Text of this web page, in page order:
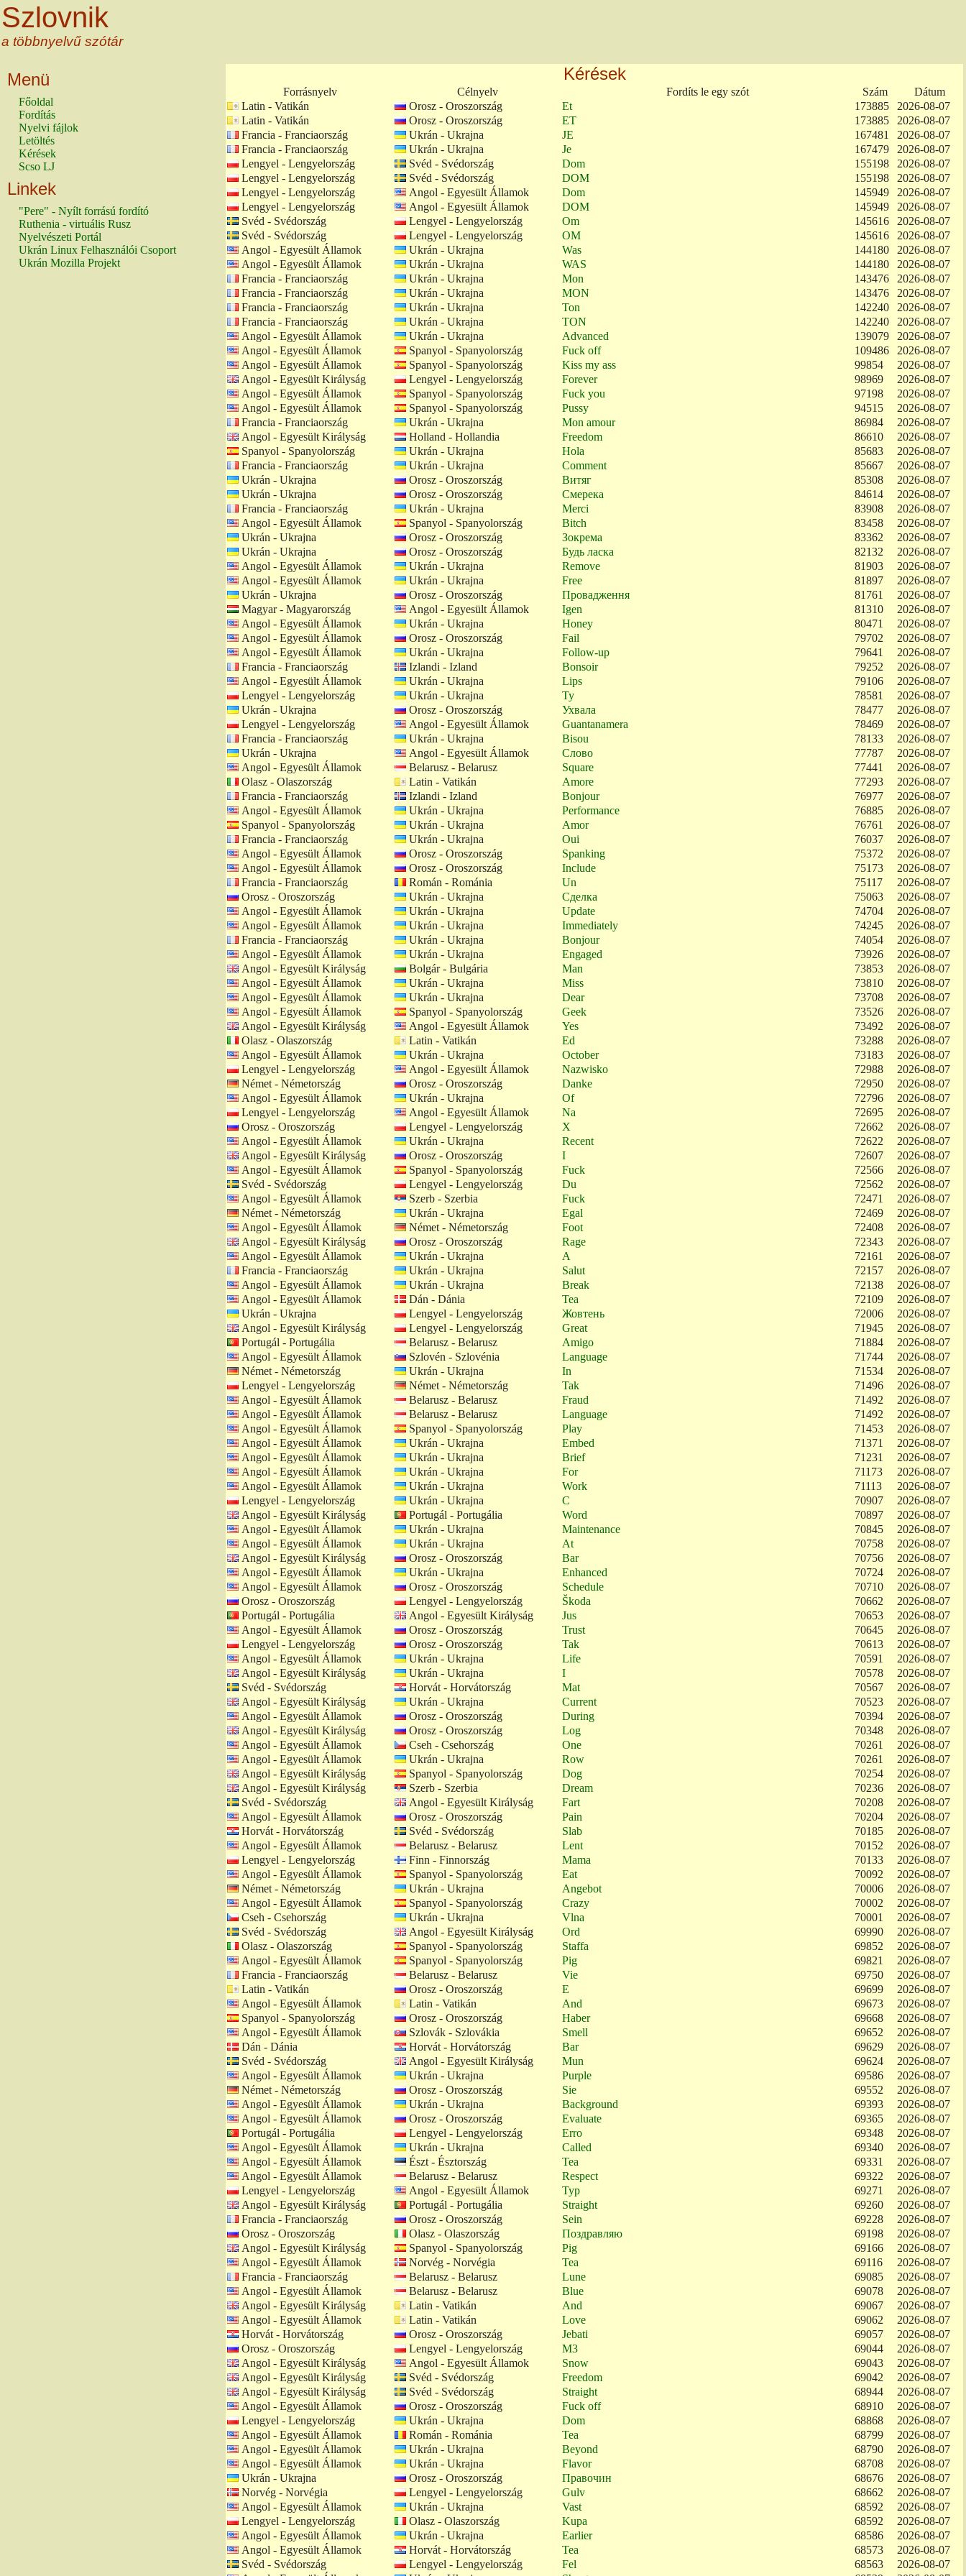
Szlovnik
a többnyelvű szótár
Menü
Főoldal
Fordítás
Nyelvi fájlok
Letöltés
Kérések
Scso LJ
Linkek
"Pere" - Nyílt forrású fordító
Ruthenia - virtuális Rusz
Nyelvészeti Portál
Ukrán Linux Felhasználói Csoport
Ukrán Mozilla Projekt
Kérések
Forrásnyelv Célnyelv Fordíts le egy szót Szám
Dátum
Latin - Vatikán
Orosz - Oroszország Et 173885
2026-08-07
Latin - Vatikán
Orosz - Oroszország ET 173885
2026-08-07
Francia - Franciaország
Ukrán - Ukrajna JE 167481
2026-08-07
Francia - Franciaország
Ukrán - Ukrajna Je 167479
2026-08-07
Lengyel - Lengyelország
Svéd - Svédország Dom 155198
2026-08-07
Lengyel - Lengyelország
Svéd - Svédország DOM 155198
2026-08-07
Lengyel - Lengyelország
Angol - Egyesült Államok Dom 145949
2026-08-07
Lengyel - Lengyelország
Angol - Egyesült Államok DOM 145949
2026-08-07
Svéd - Svédország
Lengyel - Lengyelország Om 145616
2026-08-07
Svéd - Svédország
Lengyel - Lengyelország OM 145616
2026-08-07
Angol - Egyesült Államok
Ukrán - Ukrajna Was 144180
2026-08-07
Angol - Egyesült Államok
Ukrán - Ukrajna WAS 144180
2026-08-07
Francia - Franciaország
Ukrán - Ukrajna Mon 143476
2026-08-07
Francia - Franciaország
Ukrán - Ukrajna MON 143476
2026-08-07
Francia - Franciaország
Ukrán - Ukrajna Ton 142240
2026-08-07
Francia - Franciaország
Ukrán - Ukrajna TON 142240
2026-08-07
Angol - Egyesült Államok
Ukrán - Ukrajna Advanced 139079
2026-08-07
Angol - Egyesült Államok
Spanyol - Spanyolország Fuck off 109486
2026-08-07
Angol - Egyesült Államok
Spanyol - Spanyolország Kiss my ass 99854
2026-08-07
Angol - Egyesült Királyság
Lengyel - Lengyelország Forever 98969
2026-08-07
Angol - Egyesült Államok
Spanyol - Spanyolország Fuck you 97198
2026-08-07
Angol - Egyesült Államok
Spanyol - Spanyolország Pussy 94515
2026-08-07
Francia - Franciaország
Ukrán - Ukrajna Mon amour 86984
2026-08-07
Angol - Egyesült Királyság
Holland - Hollandia Freedom 86610
2026-08-07
Spanyol - Spanyolország
Ukrán - Ukrajna Hola 85683
2026-08-07
Francia - Franciaország
Ukrán - Ukrajna Comment 85667
2026-08-07
Ukrán - Ukrajna
Orosz - Oroszország Витяг 85308
2026-08-07
Ukrán - Ukrajna
Orosz - Oroszország Смерека 84614
2026-08-07
Francia - Franciaország
Ukrán - Ukrajna Merci 83908
2026-08-07
Angol - Egyesült Államok
Spanyol - Spanyolország Bitch 83458
2026-08-07
Ukrán - Ukrajna
Orosz - Oroszország Зокрема 83362
2026-08-07
Ukrán - Ukrajna
Orosz - Oroszország Будь ласка 82132
2026-08-07
Angol - Egyesült Államok
Ukrán - Ukrajna Remove 81903
2026-08-07
Angol - Egyesült Államok
Ukrán - Ukrajna Free 81897
2026-08-07
Ukrán - Ukrajna
Orosz - Oroszország Провадження 81761
2026-08-07
Magyar - Magyarország
Angol - Egyesült Államok Igen 81310
2026-08-07
Angol - Egyesült Államok
Ukrán - Ukrajna Honey 80471
2026-08-07
Angol - Egyesült Államok
Orosz - Oroszország Fail 79702
2026-08-07
Angol - Egyesült Államok
Ukrán - Ukrajna Follow-up 79641
2026-08-07
Francia - Franciaország
Izlandi - Izland Bonsoir 79252
2026-08-07
Angol - Egyesült Államok
Ukrán - Ukrajna Lips 79106
2026-08-07
Lengyel - Lengyelország
Ukrán - Ukrajna Ty 78581
2026-08-07
Ukrán - Ukrajna
Orosz - Oroszország Ухвала 78477
2026-08-07
Lengyel - Lengyelország
Angol - Egyesült Államok Guantanamera 78469
2026-08-07
Francia - Franciaország
Ukrán - Ukrajna Bisou 78133
2026-08-07
Ukrán - Ukrajna
Angol - Egyesült Államok Слово 77787
2026-08-07
Angol - Egyesült Államok
Belarusz - Belarusz Square 77441
2026-08-07
Olasz - Olaszország
Latin - Vatikán Amore 77293
2026-08-07
Francia - Franciaország
Izlandi - Izland Bonjour 76977
2026-08-07
Angol - Egyesült Államok
Ukrán - Ukrajna Performance 76885
2026-08-07
Spanyol - Spanyolország
Ukrán - Ukrajna Amor 76761
2026-08-07
Francia - Franciaország
Ukrán - Ukrajna Oui 76037
2026-08-07
Angol - Egyesült Államok
Orosz - Oroszország Spanking 75372
2026-08-07
Angol - Egyesült Államok
Orosz - Oroszország Include 75173
2026-08-07
Francia - Franciaország
Román - Románia Un 75117
2026-08-07
Orosz - Oroszország
Ukrán - Ukrajna Сделка 75063
2026-08-07
Angol - Egyesült Államok
Ukrán - Ukrajna Update 74704
2026-08-07
Angol - Egyesült Államok
Ukrán - Ukrajna Immediately 74245
2026-08-07
Francia - Franciaország
Ukrán - Ukrajna Bonjour 74054
2026-08-07
Angol - Egyesült Államok
Ukrán - Ukrajna Engaged 73926
2026-08-07
Angol - Egyesült Királyság
Bolgár - Bulgária Man 73853
2026-08-07
Angol - Egyesült Államok
Ukrán - Ukrajna Miss 73810
2026-08-07
Angol - Egyesült Államok
Ukrán - Ukrajna Dear 73708
2026-08-07
Angol - Egyesült Államok
Spanyol - Spanyolország Geek 73526
2026-08-07
Angol - Egyesült Királyság
Angol - Egyesült Államok Yes 73492
2026-08-07
Olasz - Olaszország
Latin - Vatikán Ed 73288
2026-08-07
Angol - Egyesült Államok
Ukrán - Ukrajna October 73183
2026-08-07
Lengyel - Lengyelország
Angol - Egyesült Államok Nazwisko 72988
2026-08-07
Német - Németország
Orosz - Oroszország Danke 72950
2026-08-07
Angol - Egyesült Államok
Ukrán - Ukrajna Of 72796
2026-08-07
Lengyel - Lengyelország
Angol - Egyesült Államok Na 72695
2026-08-07
Orosz - Oroszország
Lengyel - Lengyelország X 72662
2026-08-07
Angol - Egyesült Államok
Ukrán - Ukrajna Recent 72622
2026-08-07
Angol - Egyesült Királyság
Orosz - Oroszország I 72607
2026-08-07
Angol - Egyesült Államok
Spanyol - Spanyolország Fuck 72566
2026-08-07
Svéd - Svédország
Lengyel - Lengyelország Du 72562
2026-08-07
Angol - Egyesült Államok
Szerb - Szerbia Fuck 72471
2026-08-07
Német - Németország
Ukrán - Ukrajna Egal 72469
2026-08-07
Angol - Egyesült Államok
Német - Németország Foot 72408
2026-08-07
Angol - Egyesült Királyság
Orosz - Oroszország Rage 72343
2026-08-07
Angol - Egyesült Államok
Ukrán - Ukrajna A 72161
2026-08-07
Francia - Franciaország
Ukrán - Ukrajna Salut 72157
2026-08-07
Angol - Egyesült Államok
Ukrán - Ukrajna Break 72138
2026-08-07
Angol - Egyesült Államok
Dán - Dánia Tea 72109
2026-08-07
Ukrán - Ukrajna
Lengyel - Lengyelország Жовтень 72006
2026-08-07
Angol - Egyesült Királyság
Lengyel - Lengyelország Great 71945
2026-08-07
Portugál - Portugália
Belarusz - Belarusz Amigo 71884
2026-08-07
Angol - Egyesült Államok
Szlovén - Szlovénia Language 71744
2026-08-07
Német - Németország
Ukrán - Ukrajna In 71534
2026-08-07
Lengyel - Lengyelország
Német - Németország Tak 71496
2026-08-07
Angol - Egyesült Államok
Belarusz - Belarusz Fraud 71492
2026-08-07
Angol - Egyesült Államok
Belarusz - Belarusz Language 71492
2026-08-07
Angol - Egyesült Államok
Spanyol - Spanyolország Play 71453
2026-08-07
Angol - Egyesült Államok
Ukrán - Ukrajna Embed 71371
2026-08-07
Angol - Egyesült Államok
Ukrán - Ukrajna Brief 71231
2026-08-07
Angol - Egyesült Államok
Ukrán - Ukrajna For 71173
2026-08-07
Angol - Egyesült Államok
Ukrán - Ukrajna Work 71113
2026-08-07
Lengyel - Lengyelország
Ukrán - Ukrajna C 70907
2026-08-07
Angol - Egyesült Királyság
Portugál - Portugália Word 70897
2026-08-07
Angol - Egyesült Államok
Ukrán - Ukrajna Maintenance 70845
2026-08-07
Angol - Egyesült Államok
Ukrán - Ukrajna At 70758
2026-08-07
Angol - Egyesült Királyság
Orosz - Oroszország Bar 70756
2026-08-07
Angol - Egyesült Államok
Ukrán - Ukrajna Enhanced 70724
2026-08-07
Angol - Egyesült Államok
Orosz - Oroszország Schedule 70710
2026-08-07
Orosz - Oroszország
Lengyel - Lengyelország Škoda 70662
2026-08-07
Portugál - Portugália
Angol - Egyesült Királyság Jus 70653
2026-08-07
Angol - Egyesült Államok
Orosz - Oroszország Trust 70645
2026-08-07
Lengyel - Lengyelország
Orosz - Oroszország Tak 70613
2026-08-07
Angol - Egyesült Államok
Ukrán - Ukrajna Life 70591
2026-08-07
Angol - Egyesült Királyság
Ukrán - Ukrajna I 70578
2026-08-07
Svéd - Svédország
Horvát - Horvátország Mat 70567
2026-08-07
Angol - Egyesült Királyság
Ukrán - Ukrajna Current 70523
2026-08-07
Angol - Egyesült Államok
Orosz - Oroszország During 70394
2026-08-07
Angol - Egyesült Királyság
Orosz - Oroszország Log 70348
2026-08-07
Angol - Egyesült Államok
Cseh - Csehország One 70261
2026-08-07
Angol - Egyesült Államok
Ukrán - Ukrajna Row 70261
2026-08-07
Angol - Egyesült Királyság
Spanyol - Spanyolország Dog 70254
2026-08-07
Angol - Egyesült Királyság
Szerb - Szerbia Dream 70236
2026-08-07
Svéd - Svédország
Angol - Egyesült Királyság Fart 70208
2026-08-07
Angol - Egyesült Államok
Orosz - Oroszország Pain 70204
2026-08-07
Horvát - Horvátország
Svéd - Svédország Slab 70185
2026-08-07
Angol - Egyesült Államok
Belarusz - Belarusz Lent 70152
2026-08-07
Lengyel - Lengyelország
Finn - Finnország Mama 70133
2026-08-07
Angol - Egyesült Államok
Spanyol - Spanyolország Eat 70092
2026-08-07
Német - Németország
Ukrán - Ukrajna Angebot 70006
2026-08-07
Angol - Egyesült Államok
Spanyol - Spanyolország Crazy 70002
2026-08-07
Cseh - Csehország
Ukrán - Ukrajna Vlna 70001
2026-08-07
Svéd - Svédország
Angol - Egyesült Királyság Ord 69990
2026-08-07
Olasz - Olaszország
Spanyol - Spanyolország Staffa 69852
2026-08-07
Angol - Egyesült Államok
Spanyol - Spanyolország Pig 69821
2026-08-07
Francia - Franciaország
Belarusz - Belarusz Vie 69750
2026-08-07
Latin - Vatikán
Orosz - Oroszország E 69699
2026-08-07
Angol - Egyesült Államok
Latin - Vatikán And 69673
2026-08-07
Spanyol - Spanyolország
Orosz - Oroszország Haber 69668
2026-08-07
Angol - Egyesült Államok
Szlovák - Szlovákia Smell 69652
2026-08-07
Dán - Dánia
Horvát - Horvátország Bar 69629
2026-08-07
Svéd - Svédország
Angol - Egyesült Királyság Mun 69624
2026-08-07
Angol - Egyesült Államok
Ukrán - Ukrajna Purple 69586
2026-08-07
Német - Németország
Orosz - Oroszország Sie 69552
2026-08-07
Angol - Egyesült Államok
Ukrán - Ukrajna Background 69393
2026-08-07
Angol - Egyesült Államok
Orosz - Oroszország Evaluate 69365
2026-08-07
Portugál - Portugália
Lengyel - Lengyelország Erro 69348
2026-08-07
Angol - Egyesült Államok
Ukrán - Ukrajna Called 69340
2026-08-07
Angol - Egyesült Államok
Észt - Észtország Tea 69331
2026-08-07
Angol - Egyesült Államok
Belarusz - Belarusz Respect 69322
2026-08-07
Lengyel - Lengyelország
Angol - Egyesült Államok Typ 69271
2026-08-07
Angol - Egyesült Királyság
Portugál - Portugália Straight 69260
2026-08-07
Francia - Franciaország
Orosz - Oroszország Sein 69228
2026-08-07
Orosz - Oroszország
Olasz - Olaszország Поздравляю 69198
2026-08-07
Angol - Egyesült Királyság
Spanyol - Spanyolország Pig 69166
2026-08-07
Angol - Egyesült Államok
Norvég - Norvégia Tea 69116
2026-08-07
Francia - Franciaország
Belarusz - Belarusz Lune 69085
2026-08-07
Angol - Egyesült Államok
Belarusz - Belarusz Blue 69078
2026-08-07
Angol - Egyesült Királyság
Latin - Vatikán And 69067
2026-08-07
Angol - Egyesült Államok
Latin - Vatikán Love 69062
2026-08-07
Horvát - Horvátország
Orosz - Oroszország Jebati 69057
2026-08-07
Orosz - Oroszország
Lengyel - Lengyelország M3 69044
2026-08-07
Angol - Egyesült Királyság
Angol - Egyesült Államok Snow 69043
2026-08-07
Angol - Egyesült Királyság
Svéd - Svédország Freedom 69042
2026-08-07
Angol - Egyesült Királyság
Svéd - Svédország Straight 68944
2026-08-07
Angol - Egyesült Államok
Orosz - Oroszország Fuck off 68910
2026-08-07
Lengyel - Lengyelország
Ukrán - Ukrajna Dom 68868
2026-08-07
Angol - Egyesült Államok
Román - Románia Tea 68799
2026-08-07
Angol - Egyesült Államok
Ukrán - Ukrajna Beyond 68790
2026-08-07
Angol - Egyesült Államok
Ukrán - Ukrajna Flavor 68708
2026-08-07
Ukrán - Ukrajna
Orosz - Oroszország Правочин 68676
2026-08-07
Norvég - Norvégia
Lengyel - Lengyelország Gulv 68662
2026-08-07
Angol - Egyesült Államok
Ukrán - Ukrajna Vast 68592
2026-08-07
Lengyel - Lengyelország
Olasz - Olaszország Kupa 68592
2026-08-07
Angol - Egyesült Államok
Ukrán - Ukrajna Earlier 68586
2026-08-07
Angol - Egyesült Államok
Horvát - Horvátország Tea 68573
2026-08-07
Svéd - Svédország
Lengyel - Lengyelország Fel 68563
2026-08-07